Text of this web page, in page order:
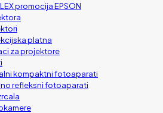
promocija EPSON
platna
za projektore
kompaktni fotoaparati
refleksni fotoaparati